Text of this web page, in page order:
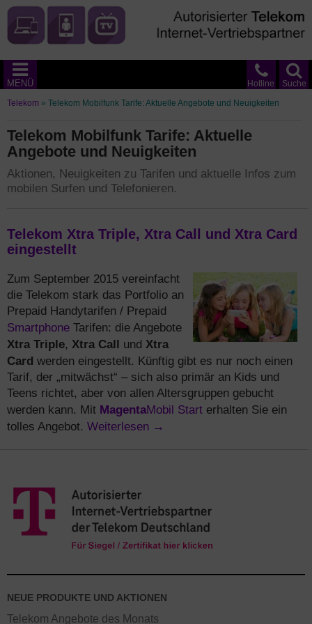
Suche
Hotline
MENÜ
Telekom » Telekom Mobilfunk Tarife: Aktuelle Angebote und Neuigkeiten
Telekom Mobilfunk Tarife: Aktuelle
Angebote und Neuigkeiten
Aktionen, Neuigkeiten zu Tarifen und aktuelle Infos zum
mobilen Surfen und Telefonieren.
Telekom Xtra Triple, Xtra Call und Xtra Card
eingestellt
Zum September 2015 vereinfacht
die Telekom stark das Portfolio an
Prepaid Handytarifen / Prepaid
Smartphone Tarifen: die Angebote
Xtra Triple, Xtra Call und Xtra
Card werden eingestellt. Künftig gibt es nur noch einen
Tarif, der „mitwächst“ – sich also primär an Kids und
Teens richtet, aber von allen Altersgruppen gebucht
werden kann. Mit MagentaMobil Start erhalten Sie ein
tolles Angebot. Weiterlesen →
NEUE PRODUKTE UND AKTIONEN
Telekom Angebote des Monats